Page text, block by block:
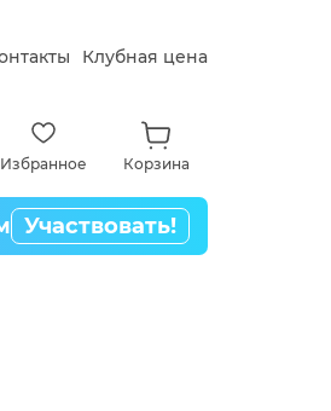
Клубная цена
Избранное Корзина
Участвовать!